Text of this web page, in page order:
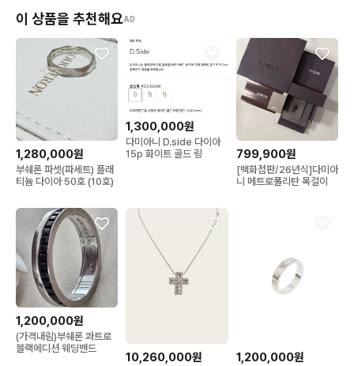
이 상품을 추천해요AD
1,280,000원
부쉐론 파셋(파세트) 플래
티늄 다이아 50호 (10호)
1,300,000원
다미아니 D.side 다이아
15p 화이트 골드 링
799,900원
[백화점판/26년식]다미아
니 메트로폴리탄 목걸이
1,200,000원
(가격내림)부쉐론 콰트로
블랙에디션 웨딩밴드
10,260,000원 1,200,000원